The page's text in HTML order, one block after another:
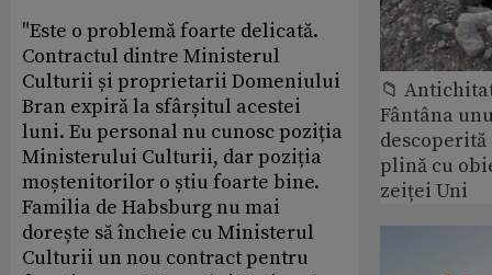
"Este o problemă foarte delicată.
Contractul dintre Ministerul
Culturii și proprietarii Domeniului
Bran expiră la sfârșitul acestei
luni. Eu personal nu cunosc poziția
Ministerului Culturii, dar poziția
moștenitorilor o știu foarte bine.
Familia de Habsburg nu mai
dorește să încheie cu Ministerul
Culturii un nou contract pentru
📁
Fântâna
plină cu
zeiței Uni